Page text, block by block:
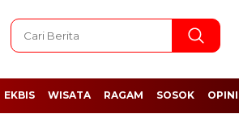
EKBIS WISATA RAGAM SOSOK OPINI